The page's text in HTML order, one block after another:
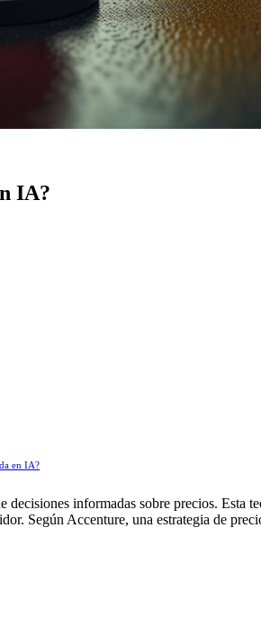
IA?
en IA?
informadas sobre precios. Esta
Según Accenture, una estrategia de